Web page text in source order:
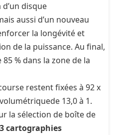
d’un disque
aussi d’un nouveau
la longévité et
de la puissance. Au final,
% dans la zone de la
restent fixées à 92 x
13,0 à 1.
la sélection de boîte de
3 cartographies